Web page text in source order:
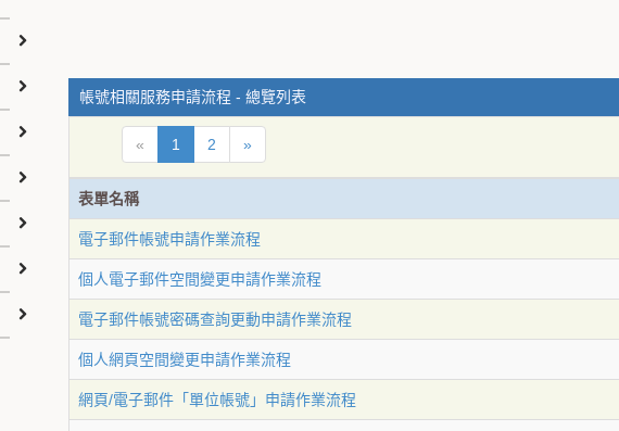
帳號相關服務申請流程 - 總覽列表
« 1 2 »
表單名稱
電子郵件帳號申請作業流程
個人電子郵件空間變更申請作業流程
電子郵件帳號密碼查詢更動申請作業流程
個人網頁空間變更申請作業流程
網頁/電子郵件「單位帳號」申請作業流程